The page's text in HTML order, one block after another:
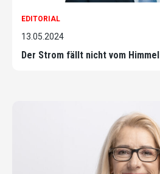
EDITORIAL
13.05.2024
Der Strom fällt nicht vom Himmel